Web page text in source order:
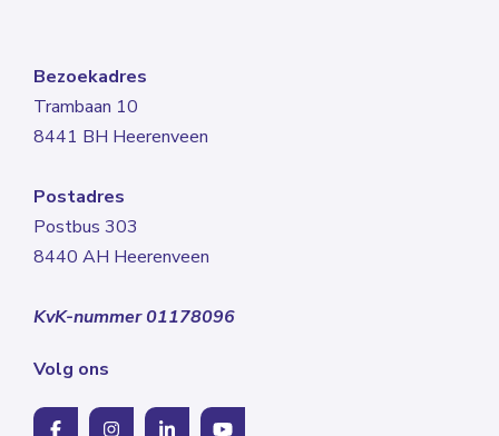
Bezoekadres
Trambaan 10
8441 BH Heerenveen
Postadres
Postbus 303
8440 AH Heerenveen
KvK-nummer 01178096
Volg ons